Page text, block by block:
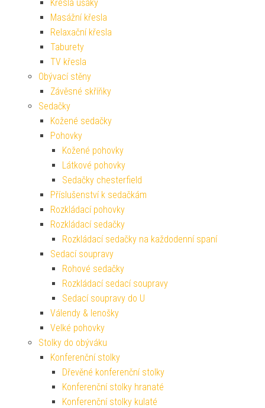
Křesla ušáky
Masážní křesla
Relaxační křesla
Taburety
TV křesla
Obývací stěny
Závěsné skříňky
Sedačky
Kožené sedačky
Pohovky
Kožené pohovky
Látkové pohovky
Sedačky chesterfield
Příslušenství k sedačkám
Rozkládací pohovky
Rozkládací sedačky
Rozkládací sedačky na každodenní spaní
Sedací soupravy
Rohové sedačky
Rozkládací sedací soupravy
Sedací soupravy do U
Válendy & lenošky
Velké pohovky
Stolky do obýváku
Konferenční stolky
Dřevěné konferenční stolky
Konferenční stolky hranaté
Konferenční stolky kulaté